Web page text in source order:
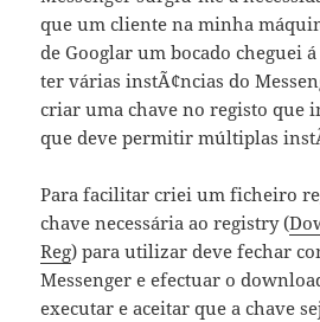
que um cliente na minha
de Googlar um bocado cheguei
ter várias instÃ¢ncias do
criar uma chave no registo que
que deve permitir múltiplas
Para facilitar criei um ficheiro
chave necessária ao registry (
Reg) para utilizar deve fechar
Messenger e efectuar o
executar e aceitar que a chave